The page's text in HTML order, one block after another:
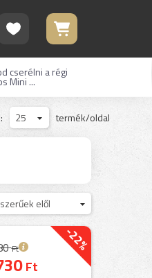
cserélni a régi
Mini ...
termék/oldal
25
elől
-22%
Ft
Ft